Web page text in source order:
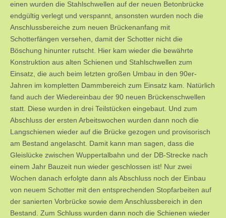
einen wurden die Stahlschwellen auf der neuen Betonbrücke
endgültig verlegt und verspannt, ansonsten wurden noch die
Anschlussbereiche zum neuen Brückenanfang mit
Schotterfängen versehen, damit der Schotter nicht die
Böschung hinunter rutscht. Hier kam wieder die bewährte
Konstruktion aus alten Schienen und Stahlschwellen zum
Einsatz, die auch beim letzten großen Umbau in den 90er-
Jahren im kompletten Dammbereich zum Einsatz kam. Natürlich
fand auch der Wiedereinbau der 90 neuen Brückenschwellen
statt. Diese wurden in drei Teilstücken eingebaut. Und zum
Abschluss der ersten Arbeitswochen wurden dann noch die
Langschienen wieder auf die Brücke gezogen und provisorisch
am Bestand angelascht. Damit kann man sagen, dass die
Gleislücke zwischen Wuppertalbahn und der DB-Strecke nach
einem Jahr Bauzeit nun wieder geschlossen ist! Nur zwei
Wochen danach erfolgte dann als Abschluss noch der Einbau
von neuem Schotter mit den entsprechenden Stopfarbeiten auf
der sanierten Vorbrücke sowie dem Anschlussbereich in den
Bestand. Zum Schluss wurden dann noch die Schienen wieder